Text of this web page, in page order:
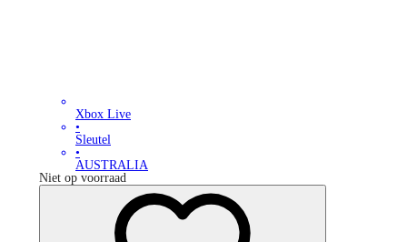
Xbox Live
•
Sleutel
•
AUSTRALIA
Niet op voorraad